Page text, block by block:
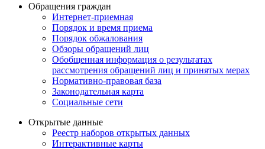
Обращения граждан
Интернет-приемная
Порядок и время приема
Порядок обжалования
Обзоры обращений лиц
Обобщенная информация о результатах
рассмотрения обращений лиц и принятых мерах
Нормативно-правовая база
Законодательная карта
Социальные сети
Открытые данные
Реестр наборов открытых данных
Интерактивные карты